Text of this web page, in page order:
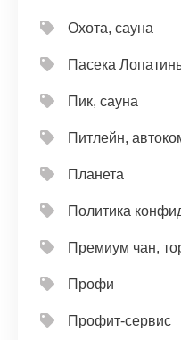
Охота, сауна
Пасека
Пик, сауна
Питлейн,
Планета
Политика
Премиум чан,
Профи
Профит-сервис